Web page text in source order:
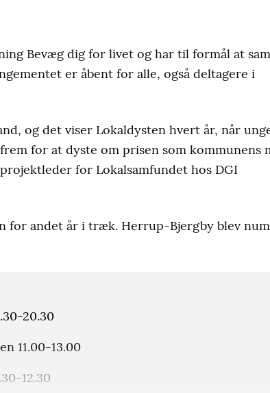
Bevæg dig for livet og har til formål at
er åbent for alle, også deltagere i
og det viser Lokaldysten hvert år, når
for at dyste om prisen som kommunens
for Lokalsamfundet hos DGI
for andet år i træk. Herrup-Bjergby blev
20.30
11.00-13.00
12.30